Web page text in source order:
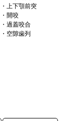
・上下顎前突
・開咬
・過蓋咬合
・空隙歯列